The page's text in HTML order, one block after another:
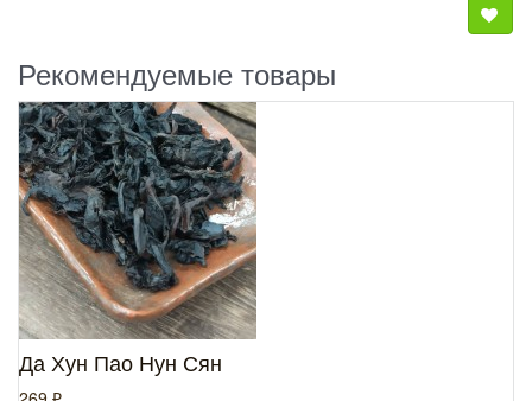
Рекомендуемые товары
Да Хун Пао Нун Сян